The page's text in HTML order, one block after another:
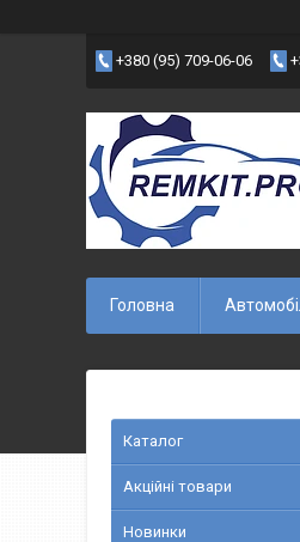
+380 (95) 709-06-06
Головна
Каталог
Акційні товари
Новинки